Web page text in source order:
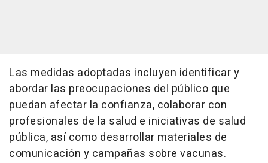
Las medidas adoptadas incluyen identificar y
abordar las preocupaciones del público que
puedan afectar la confianza, colaborar con
profesionales de la salud e iniciativas de salud
pública, así como desarrollar materiales de
comunicación y campañas sobre vacunas.